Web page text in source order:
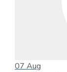
07 Aug